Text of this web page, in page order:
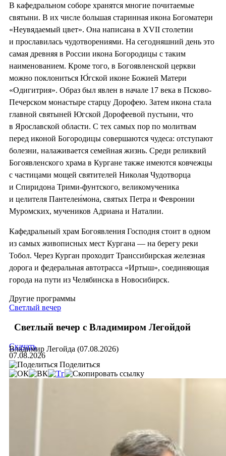
В кафедральном соборе хранятся многие почитаемые
святыни. В их числе большая старинная икона Богоматери
«Неувядаемый цвет». Она написана в XVII столетии
и прославилась чудотворениями. На сегодняшний день это
самая древняя в России икона Богородицы с таким
наименованием. Кроме того, в Богоявленской церкви
можно поклониться Ю́гской иконе Божией Матери
«Одигитрия». Образ был явлен в начале 17 века в Псково-
Печерском монастыре старцу Дорофею. Затем икона стала
главной святыней Югской Дорофеевой пустыни, что
в Ярославской области. С тех самых пор по молитвам
перед иконой Богородицы совершаются чудеса: отступают
болезни, налаживается семейная жизнь. Среди реликвий
Богоявленского храма в Кургане также имеются ковчежцы
с частицами мощей святителей Николая Чудотворца
и Спиридона Трими-фунтского, великомученика
и целителя Пантелеи́мона, святых Петра и Февронии
Муромских, мучеников Адриана и Наталии.
Кафедральный храм Богоявления Господня стоит в одном
из самых живописных мест Кургана — на берегу реки
Тобол. Через Курган проходит Транссибирская железная
дорога и федеральная автотрасса «Иртыш», соединяющая
города на пути из Челябинска в Новосибирск.
Другие программы
Светлый вечер
Светлый вечер с Владимиром Легойдой
Владимир Легойда (07.08.2026)
Скачать
07.08.2026
Поделиться